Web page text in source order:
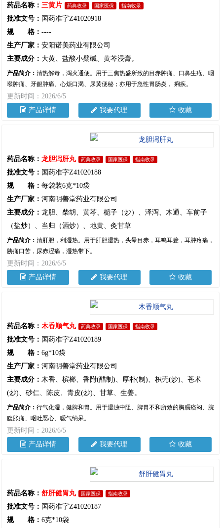
药品名称： 三黄片 药典收录 国家医保 指南收录
批准文号： 国药准字Z41020918
规 格： ----
生产厂家： 安阳诺美药业有限公司
主要成分： 大黄、盐酸小檗碱、黄芩浸膏。
产品简介： 清热解毒，泻火通便。用于三焦热盛所致的目赤肿痛、口鼻生疮、咽
喉肿痛、牙龈肿痛、心烦口渴、尿黄便秘；亦用于急性胃肠炎， 痢疾。
更新时间：2026/6/5
产品详情
我要代理 收藏
药品名称： 龙胆泻肝丸 药典收录 国家医保 指南收录
批准文号： 国药准字Z41020188
规 格： 每袋装6克*10袋
生产厂家： 河南明善堂药业有限公司
主要成分： 龙胆、柴胡、黄芩、栀子（炒）、泽泻、木通、车前子
（盐炒）、当归（酒炒）、地黄、灸甘草
产品简介： 清肝胆，利湿热。用于肝胆湿热，头晕目赤，耳鸣耳聋，耳肿疼痛，
胁痛口苦，尿赤涩痛，湿热带下。
更新时间：2026/6/5
产品详情
我要代理 收藏
药品名称： 木香顺气丸 药典收录 国家医保 指南收录
批准文号： 国药准字Z41020189
规 格： 6g*10袋
生产厂家： 河南明善堂药业有限公司
主要成分： 木香、槟榔、香附(醋制)、厚朴(制)、枳壳(炒)、苍术
(炒)、砂仁、陈皮、青皮(炒)、甘草、生姜。
产品简介： 行气化湿，健脾和胃。用于湿浊中阻、脾胃不和所致的胸膈痞闷、脘
腹胀痛、呕吐恶心、嗳气纳呆。
更新时间：2026/6/5
产品详情
我要代理 收藏
药品名称： 舒肝健胃丸 国家医保 指南收录
批准文号： 国药准字Z41020187
规 格： 6克*10袋